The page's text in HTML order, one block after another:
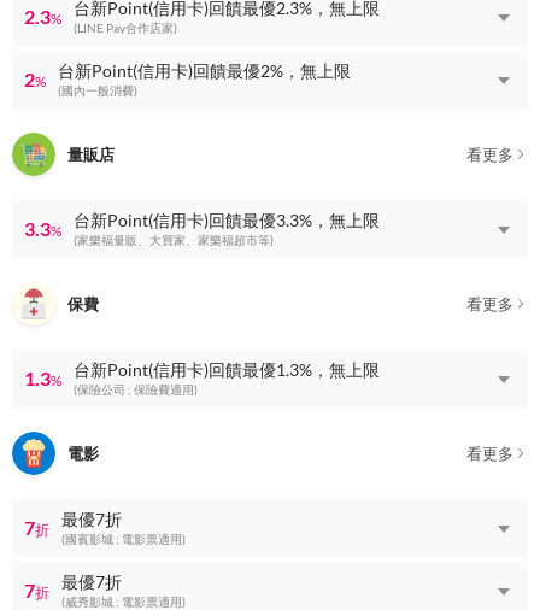
2.3%
台新Point(信用卡)回饋最優2.3%，無上限
(LINE Pay合作店家)
2%
台新Point(信用卡)回饋最優2%，無上限
(國內一般消費)
量販店 看更多
3.3%
台新Point(信用卡)回饋最優3.3%，無上限
(家樂福量販、大買家、家樂福超市等)
保費 看更多
1.3%
台新Point(信用卡)回饋最優1.3%，無上限
(保險公司 ; 保險費適用)
電影 看更多
7折
最優7折
(國賓影城 ; 電影票適用)
7折
最優7折
(威秀影城 ; 電影票適用)